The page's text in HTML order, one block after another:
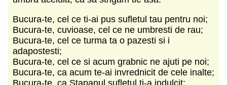
Bucura-te, cel ce ti-ai pus sufletul tau pentru noi;
Bucura-te, cuvioase, cel ce ne umbresti de rau;
Bucura-te, cel ce turma ta o pazesti si i
adapostesti;
Bucura-te, cel ce si acum grabnic ne ajuti pe noi;
Bucura-te, ca acum te-ai invrednicit de cele inalte;
Bucura-te, ca Stapanul sufletul ti-a indulcit;